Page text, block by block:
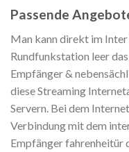
Passende
Man kann direkt im
Rundfunkstation leer
Empfänger &
diese Streaming
Servern. Bei dem
Verbindung mit dem
Empfänger